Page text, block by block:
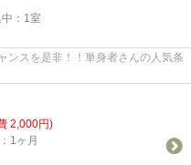
： 1室
ンスを是非！！単身者さんの人気条
2,000円)
1ヶ月